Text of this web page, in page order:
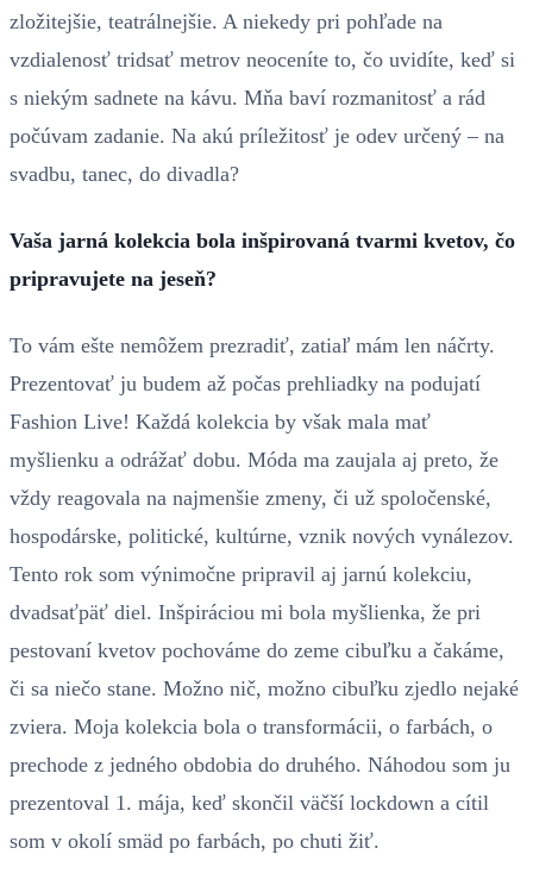
zložitejšie, teatrálnejšie. A niekedy pri pohľade na
vzdialenosť tridsať metrov neoceníte to, čo uvidíte, keď si
s niekým sadnete na kávu. Mňa baví rozmanitosť a rád
počúvam zadanie. Na akú príležitosť je odev určený – na
svadbu, tanec, do divadla?
Vaša jarná kolekcia bola inšpirovaná tvarmi kvetov, čo
pripravujete na jeseň?
To vám ešte nemôžem prezradiť, zatiaľ mám len náčrty.
Prezentovať ju budem až počas prehliadky na podujatí
Fashion Live! Každá kolekcia by však mala mať
myšlienku a odrážať dobu. Móda ma zaujala aj preto, že
vždy reagovala na najmenšie zmeny, či už spoločenské,
hospodárske, politické, kultúrne, vznik nových vynálezov.
Tento rok som výnimočne pripravil aj jarnú kolekciu,
dvadsaťpäť diel. Inšpiráciou mi bola myšlienka, že pri
pestovaní kvetov pochováme do zeme cibuľku a čakáme,
či sa niečo stane. Možno nič, možno cibuľku zjedlo nejaké
zviera. Moja kolekcia bola o transformácii, o farbách, o
prechode z jedného obdobia do druhého. Náhodou som ju
prezentoval 1. mája, keď skončil väčší lockdown a cítil
som v okolí smäd po farbách, po chuti žiť.